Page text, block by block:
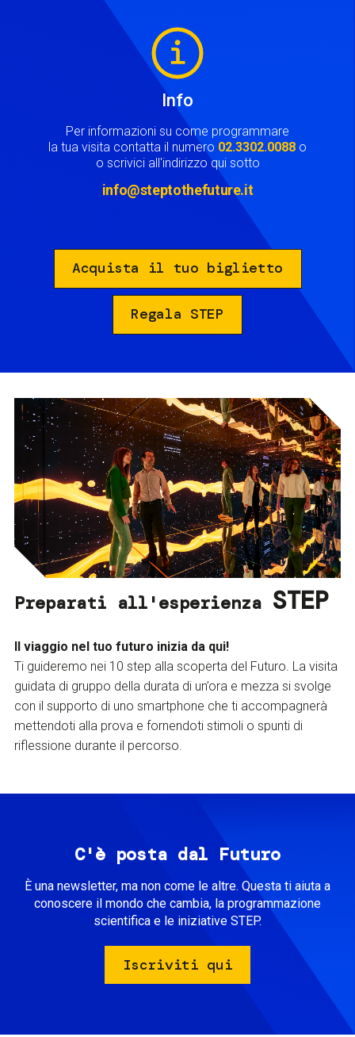
Info
Per informazioni su come programmare
la tua visita contatta il numero 02.3302.0088 o
o scrivici all'indirizzo qui sotto
info@steptothefuture.it
Acquista il tuo biglietto
Regala STEP
Preparati all'esperienza STEP
Il viaggio nel tuo futuro inizia da qui!
Ti guideremo nei 10 step alla scoperta del Futuro. La visita
guidata di gruppo della durata di un’ora e mezza si svolge
con il supporto di uno smartphone che ti accompagnerà
mettendoti alla prova e fornendoti stimoli o spunti di
riflessione durante il percorso.
C'è posta dal Futuro
È una newsletter, ma non come le altre. Questa ti aiuta a
conoscere il mondo che cambia, la programmazione
scientifica e le iniziative STEP.
Iscriviti qui